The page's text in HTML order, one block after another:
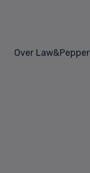
Over Law&Pepper